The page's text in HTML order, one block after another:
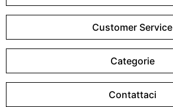
Customer Service
Categorie
Contattaci